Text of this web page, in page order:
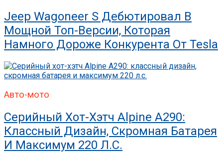
Jeep Wagoneer S Дебютировал В
Мощной Топ-Версии, Которая
Намного Дороже Конкурента От Tesla
Авто-мото
Серийный Хот-Хэтч Alpine A290:
Классный Дизайн, Скромная Батарея
И Максимум 220 Л.с.